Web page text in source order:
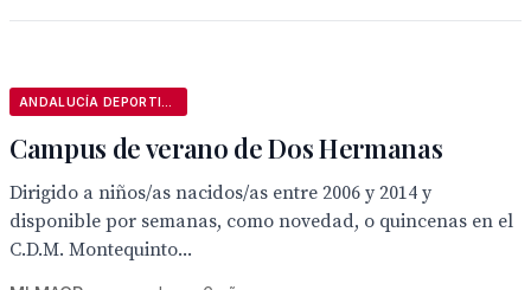
Campus de verano de Dos Hermanas
Dirigido a niños/as nacidos/as entre 2006 y 2014 y
disponible por semanas, como novedad, o quincenas en el
C.D.M. Montequinto...